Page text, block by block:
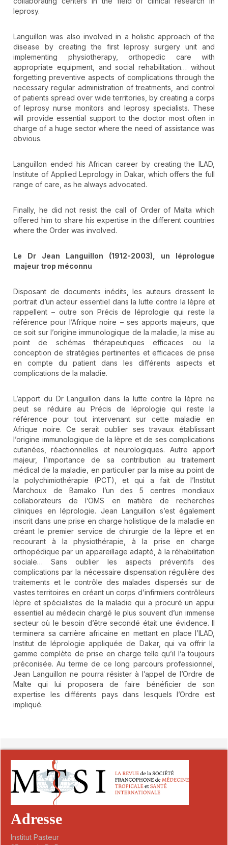
leprosy.
Languillon was also involved in a holistic approach of the
disease by creating the first leprosy surgery unit and
implementing physiotherapy, orthopedic care with
appropriate equipment, and social rehabilitation… without
forgetting preventive aspects of complications through the
necessary regular administration of treatments, and control
of patients spread over wide territories, by creating a corps
of leprosy nurse monitors and leprosy specialists. These
will provide essential support to the doctor most often in
charge of a huge sector where the need of assistance was
obvious.
Languillon ended his African career by creating the ILAD,
Institute of Applied Leprology in Dakar, which offers the full
range of care, as he always advocated.
Finally, he did not resist the call of Order of Malta which
offered him to share his expertise in the different countries
where the Order was involved.
Le Dr Jean Languillon (1912-2003), un léprologue
majeur trop méconnu
Disposant de documents inédits, les auteurs dressent le
portrait d’un acteur essentiel dans la lutte contre la lèpre et
rappellent – outre son Précis de léprologie qui reste la
référence pour l’Afrique noire – ses apports majeurs, que
ce soit sur l’origine immunologique de la maladie, la mise au
point de schémas thérapeutiques efficaces ou la
conception de stratégies pertinentes et efficaces de prise
en compte du patient dans les différents aspects et
complications de la maladie.
L’apport du Dr Languillon dans la lutte contre la lèpre ne
peut se réduire au Précis de léprologie qui reste la
référence pour tout intervenant sur cette maladie en
Afrique noire. Ce serait oublier ses travaux établissant
l’origine immunologique de la lèpre et de ses complications
cutanées, réactionnelles et neurologiques. Autre apport
majeur, l’importance de sa contribution au traitement
médical de la maladie, en particulier par la mise au point de
la polychimiothérapie (PCT), et qui a fait de l’Institut
Marchoux de Bamako l’un des 5 centres mondiaux
collaborateurs de l’OMS en matière de recherches
cliniques en léprologie. Jean Languillon s’est également
inscrit dans une prise en charge holistique de la maladie en
créant le premier service de chirurgie de la lèpre et en
recourant à la physiothérapie, à la prise en charge
orthopédique par un appareillage adapté, à la réhabilitation
sociale… Sans oublier les aspects préventifs des
complications par la nécessaire dispensation régulière des
traitements et le contrôle des malades dispersés sur de
vastes territoires en créant un corps d’infirmiers contrôleurs
lèpre et spécialistes de la maladie qui a procuré un appui
essentiel au médecin chargé le plus souvent d’un immense
secteur où le besoin d’être secondé était une évidence. Il
terminera sa carrière africaine en mettant en place l’ILAD,
Institut de léprologie appliquée de Dakar, qui va offrir la
gamme complète de prise en charge telle qu’il l’a toujours
préconisée. Au terme de ce long parcours professionnel,
Jean Languillon ne pourra résister à l’appel de l’Ordre de
Malte qui lui proposera de faire bénéficier de son
expertise les différents pays dans lesquels l’Ordre est
impliqué.
Adresse
Institut Pasteur